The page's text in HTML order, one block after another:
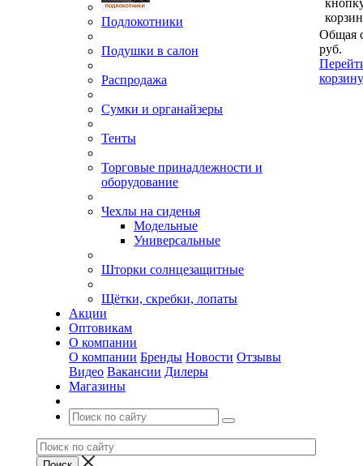
Подлокотники
Подушки в салон
Распродажа
Сумки и органайзеры
Тенты
Торговые принадлежности и
оборудование
Чехлы на сиденья
Модельные
Универсальные
Шторки солнцезащитные
Щётки, скребки, лопаты
Акции
Оптовикам
О компании
О компании Бренды Новости Отзывы
Видео Вакансии Дилеры
Магазины
Общая
руб.
корзину